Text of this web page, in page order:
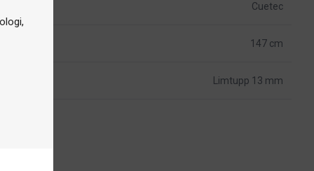
Cuetec
147 cm
Limtupp 13 mm